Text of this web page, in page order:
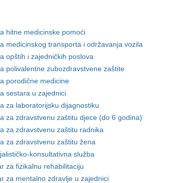
hitne medicinske pomoći
medicinskog transporta i održavanja vozila
opštih i zajedničkih poslova
polivalentne zubozdravstvene zaštite
porodične medicine
sestara u zajednici
za laboratorijsku dijagnostiku
za zdravstvenu zaštitu djece (do 6 godina)
za zdravstvenu zaštitu radnika
za zdravstvenu zaštitu žena
konsultativna služba
za fizikalnu rehabilitaciju
za mentalno zdravlje u zajednici